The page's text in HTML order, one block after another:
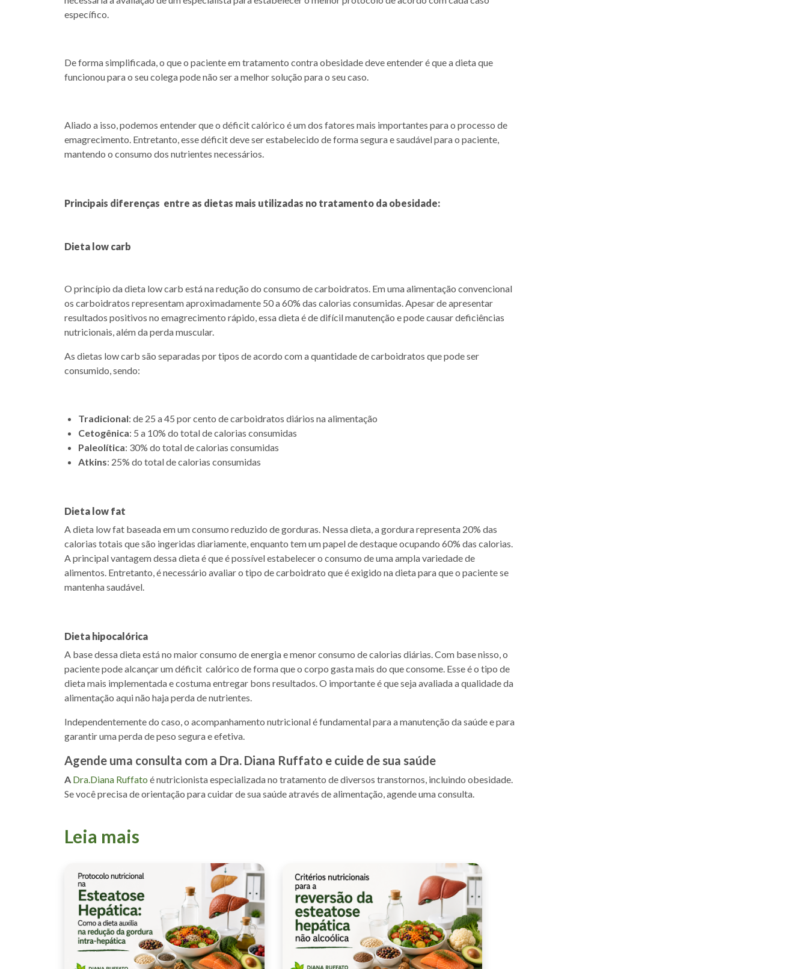
específico.
De forma simplificada, o que o paciente em tratamento contra obesidade deve entender é que a dieta que
funcionou para o seu colega pode não ser a melhor solução para o seu caso.
Aliado a isso, podemos entender que o déficit calórico é um dos fatores mais importantes para o processo de
emagrecimento. Entretanto, esse déficit deve ser estabelecido de forma segura e saudável para o paciente,
mantendo o consumo dos nutrientes necessários.
Principais diferenças entre as dietas mais utilizadas no tratamento da obesidade:
Dieta low carb
O princípio da dieta low carb está na redução do consumo de carboidratos. Em uma alimentação convencional
os carboidratos representam aproximadamente 50 a 60% das calorias consumidas. Apesar de apresentar
resultados positivos no emagrecimento rápido, essa dieta é de difícil manutenção e pode causar deficiências
nutricionais, além da perda muscular.
As dietas low carb são separadas por tipos de acordo com a quantidade de carboidratos que pode ser
consumido, sendo:
Tradicional: de 25 a 45 por cento de carboidratos diários na alimentação
Cetogênica: 5 a 10% do total de calorias consumidas
Paleolítica: 30% do total de calorias consumidas
Atkins: 25% do total de calorias consumidas
Dieta low fat
A dieta low fat baseada em um consumo reduzido de gorduras. Nessa dieta, a gordura representa 20% das
calorias totais que são ingeridas diariamente, enquanto tem um papel de destaque ocupando 60% das calorias.
A principal vantagem dessa dieta é que é possível estabelecer o consumo de uma ampla variedade de
alimentos. Entretanto, é necessário avaliar o tipo de carboidrato que é exigido na dieta para que o paciente se
mantenha saudável.
Dieta hipocalórica
A base dessa dieta está no maior consumo de energia e menor consumo de calorias diárias. Com base nisso, o
paciente pode alcançar um déficit calórico de forma que o corpo gasta mais do que consome. Esse é o tipo de
dieta mais implementada e costuma entregar bons resultados. O importante é que seja avaliada a qualidade da
alimentação aqui não haja perda de nutrientes.
Independentemente do caso, o acompanhamento nutricional é fundamental para a manutenção da saúde e para
garantir uma perda de peso segura e efetiva.
Agende uma consulta com a Dra. Diana Ruffato e cuide de sua saúde
A Dra.Diana Ruffato é nutricionista especializada no tratamento de diversos transtornos, incluindo obesidade.
Se você precisa de orientação para cuidar de sua saúde através de alimentação, agende uma consulta.
Leia mais